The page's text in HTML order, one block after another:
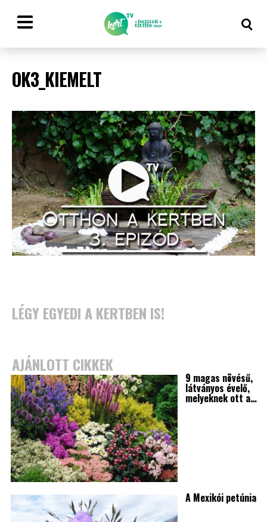
OK3_KIEMELT
LÉGY EGYEDI A KERTBEN IS!
AJÁNLOTT CIKKEK
9 magas növésű,
látványos évelő,
melyeknek ott a…
A Mexikói petúnia